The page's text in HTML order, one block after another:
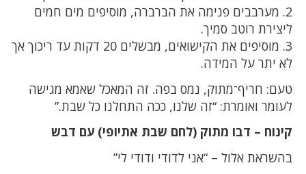
2. מערבבים פנימה את הברברה, מוסיפים מים חמים
ליצירת רוטב סמיך.
3. מוסיפים את הקישואים, מבשלים 20 דקות עד ריכוך אך
לא יתר על המידה.
טעם: חריף־מתוק, נמס בפה. זה המאכל שאמא מגישה
לעומר ואומרת: “זה שלנו, ככה התחלנו כל שבת.”
קינוח – דבו מתוק (לחם שבת אתיופי) עם דבש
בהשראת אלול – “אני לדודי ודודי לי”